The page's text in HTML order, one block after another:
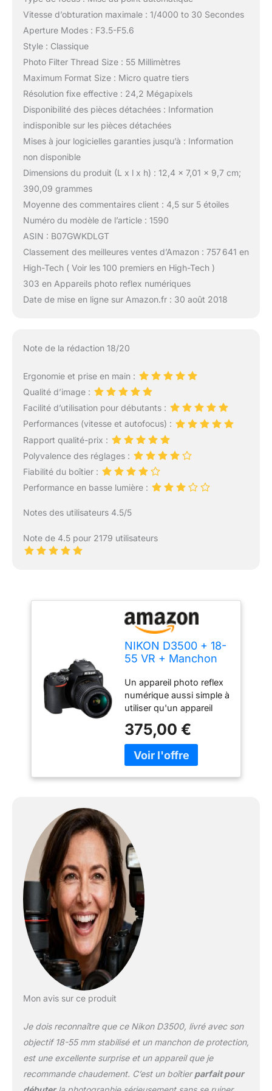
Vitesse d’obturation maximale : 1/4000 to 30 Secondes
Aperture Modes : F3.5-F5.6
Style : Classique
Photo Filter Thread Size : 55 Millimètres
Maximum Format Size : Micro quatre tiers
Résolution fixe effective : 24,2 Mégapixels
Disponibilité des pièces détachées : Information
indisponible sur les pièces détachées
Mises à jour logicielles garanties jusqu’à : Information
non disponible
Dimensions du produit (L x l x h) : 12,4 x 7,01 x 9,7 cm;
390,09 grammes
Moyenne des commentaires client : 4,5 sur 5 étoiles
Numéro du modèle de l’article : 1590
ASIN : B07GWKDLGT
Classement des meilleures ventes d’Amazon : 757 641 en
High-Tech ( Voir les 100 premiers en High-Tech )
303 en Appareils photo reflex numériques
Date de mise en ligne sur Amazon.fr : 30 août 2018
Note de la rédaction 18/20
Ergonomie et prise en main :
Qualité d’image :
Facilité d’utilisation pour débutants :
Performances (vitesse et autofocus) :
Rapport qualité-prix :
Polyvalence des réglages :
Fiabilité du boîtier :
Performance en basse lumière :
Notes des utilisateurs 4.5/5
Note de 4.5 pour 2179 utilisateurs
NIKON D3500 + 18-
55 VR + Manchon
Un appareil photo reflex
numérique aussi simple à
utiliser qu'un appareil
compact et confortable,
idéal pour les voyages et
les événements spéciaux
plus claires Fonctionne
avec l'application Nikon
Snap Bridge pour
partager des photos
avec un smartphone ou
une tablette compatible
Vidéos Full HD 1080p
avec son monaural par
simple pression d'un
bouton. Bluetooth
version 4.1
375,00 €
Mon avis sur ce produit
Je dois reconnaître que ce Nikon D3500, livré avec son
objectif 18-55 mm stabilisé et un manchon de protection,
est une excellente surprise et un appareil que je
recommande chaudement. C’est un boîtierparfait pour